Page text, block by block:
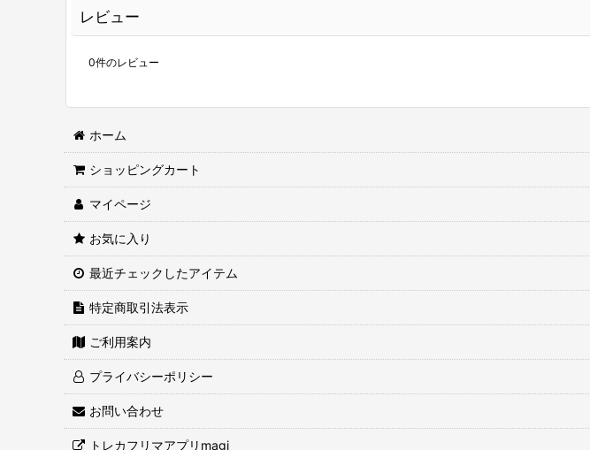
レビュー
0件のレビュー
ホーム
ショッピングカート
マイページ
お気に入り
最近チェックしたアイテム
特定商取引法表示
ご利用案内
プライバシーポリシー
お問い合わせ
トレカフリマアプリmagi